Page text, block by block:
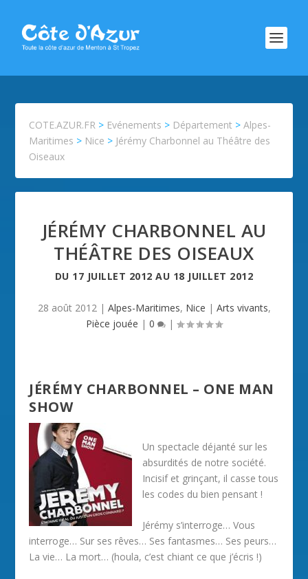
COTE.AZUR.FR > Evénements > Département >Alpes-
Maritimes > Nice > Jérémy Charbonnel au Théâtre des
Oiseaux
JÉRÉMY CHARBONNEL AU
THÉÂTRE DES OISEAUX
DU 17 JUILLET 2012 AU 18 JUILLET 2012
28 août 2012| Alpes-Maritimes, Nice | Arts vivants,
Pièce jouée | 0 |
JÉRÉMY CHARBONNEL – ONE MAN
SHOW
Un spectacle déjanté sur les
absurdités de notre société.
Incisif et grinçant, il casse tous
les codes du bien pensant !
Jérémy s’interroge… Vous
interroge… Sur ses rêves… Ses fantasmes… Ses peurs…
La vie… La mort… (houla, c’est chiant ce que j’écris !)